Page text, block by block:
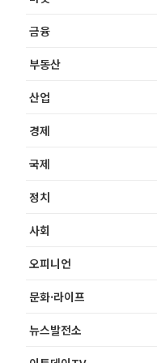
금융
부동산
산업
경제
국제
정치
사회
오피니언
문화·라이프
뉴스발전소